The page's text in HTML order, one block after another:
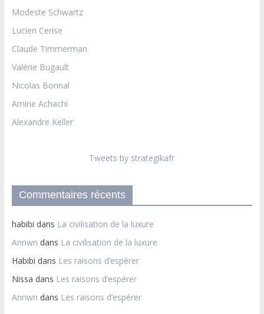
Modeste Schwartz
Lucien Cerise
Claude Timmerman
Valérie Bugault
Nicolas Bonnal
Amine Achachi
Alexandre Keller
Tweets by strategikafr
Commentaires récents
habibi dans La civilisation de la luxure
Annwn dans La civilisation de la luxure
Habibi dans Les raisons d’espérer
Nissa dans Les raisons d’espérer
Annwn dans Les raisons d’espérer